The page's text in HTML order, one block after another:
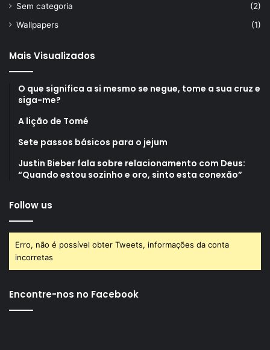
Sem categoria
(2)
Wallpapers
(1)
Mais Visualizados
O que significa a si mesmo se negue, tome a sua cruz e
siga-me?
A lição de Tomé
Sete passos básicos para o jejum
Justin Bieber fala sobre relacionamento com Deus:
“Quando estou sozinho e oro, sinto esta conexão”
Follow us
Erro, não é possível obter Tweets, informações da conta
incorretas
Encontre-nos no Facebook